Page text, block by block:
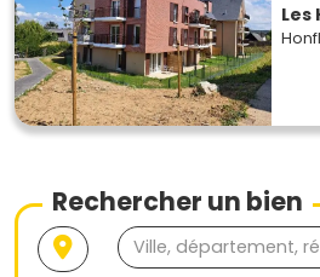
Les
Rechercher un bien